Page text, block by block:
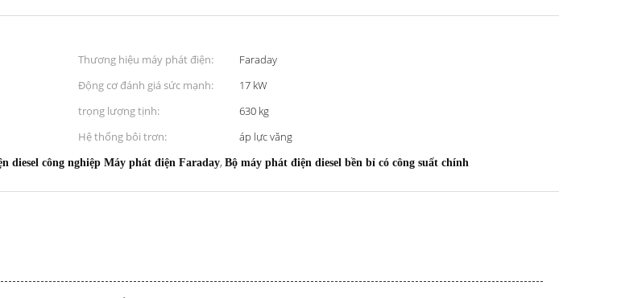
Thương hiệu máy phát điện:
Faraday
Động cơ đánh giá sức mạnh:
17 kW
trọng lượng tịnh:
630 kg
Hệ thống bôi trơn:
áp lực văng
diesel công nghiệp Máy phát điện Faraday, Bộ máy phát điện diesel bền bỉ có công suất chính